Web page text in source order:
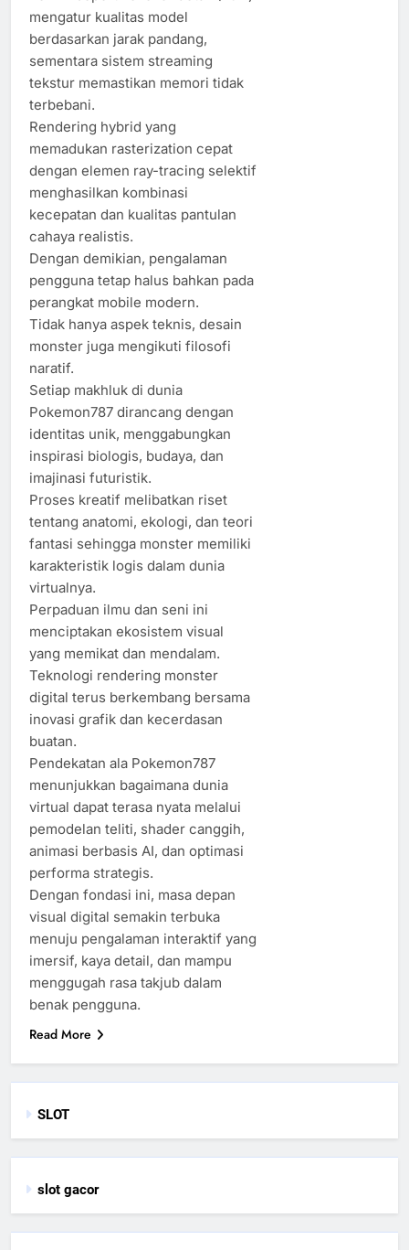
mengatur kualitas model
berdasarkan jarak pandang,
sementara sistem streaming
tekstur memastikan memori tidak
terbebani.
Rendering hybrid yang
memadukan rasterization cepat
dengan elemen ray-tracing selektif
menghasilkan kombinasi
kecepatan dan kualitas pantulan
cahaya realistis.
Dengan demikian, pengalaman
pengguna tetap halus bahkan pada
perangkat mobile modern.
Tidak hanya aspek teknis, desain
monster juga mengikuti filosofi
naratif.
Setiap makhluk di dunia
Pokemon787 dirancang dengan
identitas unik, menggabungkan
inspirasi biologis, budaya, dan
imajinasi futuristik.
Proses kreatif melibatkan riset
tentang anatomi, ekologi, dan teori
fantasi sehingga monster memiliki
karakteristik logis dalam dunia
virtualnya.
Perpaduan ilmu dan seni ini
menciptakan ekosistem visual
yang memikat dan mendalam.
Teknologi rendering monster
digital terus berkembang bersama
inovasi grafik dan kecerdasan
buatan.
Pendekatan ala Pokemon787
menunjukkan bagaimana dunia
virtual dapat terasa nyata melalui
pemodelan teliti, shader canggih,
animasi berbasis AI, dan optimasi
performa strategis.
Dengan fondasi ini, masa depan
visual digital semakin terbuka
menuju pengalaman interaktif yang
imersif, kaya detail, dan mampu
menggugah rasa takjub dalam
benak pengguna.
Read More
SLOT
slot gacor